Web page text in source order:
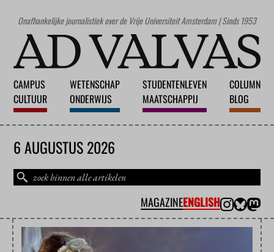
Onafhankelijke journalistiek over de Vrije Universiteit Amsterdam | Sinds 1953
CAMPUS
CULTUUR
WETENSCHAP
ONDERWIJS
STUDENTENLEVEN
MAATSCHAPPIJ
COLUMN
BLOG
6 AUGUSTUS 2026
MAGAZINEENGLISH